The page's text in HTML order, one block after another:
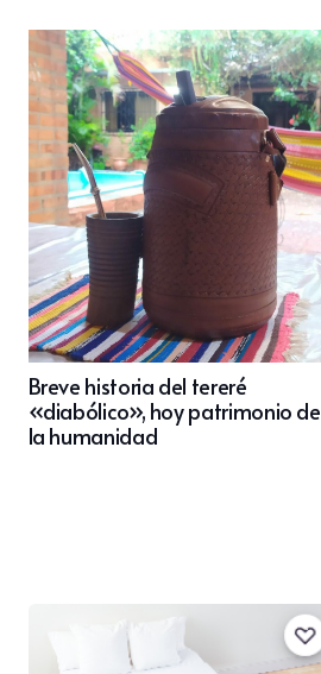
Breve historia del tereré
«diabólico», hoy patrimonio de
la humanidad